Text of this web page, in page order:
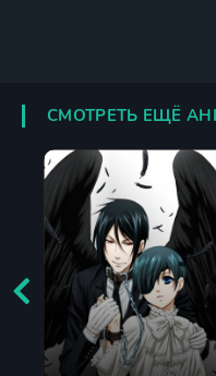
СМОТРЕТЬ ЕЩЁ